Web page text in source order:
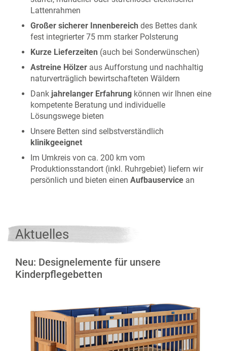
Lattenrahmen
Großer sicherer Innenbereich des Bettes dank
fest integrierter 75 mm starker Polsterung
Kurze Lieferzeiten (auch bei Sonderwünschen)
Astreine Hölzer aus Aufforstung und nachhaltig
naturverträglich bewirtschafteten Wäldern
Dank jahrelanger Erfahrung können wir Ihnen eine
kompetente Beratung und individuelle
Lösungswege bieten
Unsere Betten sind selbstverständlich
klinikgeeignet
Im Umkreis von ca. 200 km vom
Produktionsstandort (inkl. Ruhrgebiet) liefern wir
persönlich und bieten einen Aufbauservice an
Aktuelles
Neu: Designelemente für unsere
Kinderpflegebetten